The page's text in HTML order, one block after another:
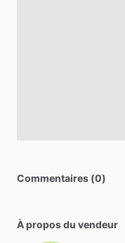
Commentaires (0)
À propos du vendeur